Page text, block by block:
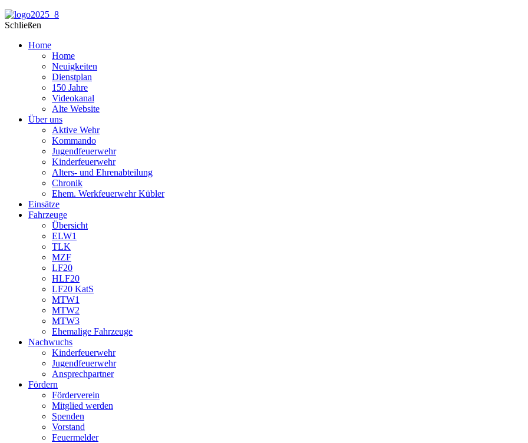
Schließen
Home
Home
Neuigkeiten
Dienstplan
150 Jahre
Videokanal
Alte Website
Über uns
Aktive Wehr
Kommando
Jugendfeuerwehr
Kinderfeuerwehr
Alters- und Ehrenabteilung
Chronik
Ehem. Werkfeuerwehr Kübler
Einsätze
Fahrzeuge
Übersicht
ELW1
TLK
MZF
LF20
HLF20
LF20 KatS
MTW1
MTW2
MTW3
Ehemalige Fahrzeuge
Nachwuchs
Kinderfeuerwehr
Jugendfeuerwehr
Ansprechpartner
Fördern
Förderverein
Mitglied werden
Spenden
Vorstand
Feuermelder